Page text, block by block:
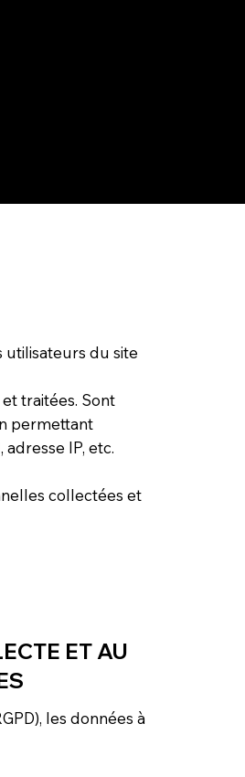
utilisateurs du site
traitées. Sont
permettant
IP, etc.
collectées et
ET AU
les données à